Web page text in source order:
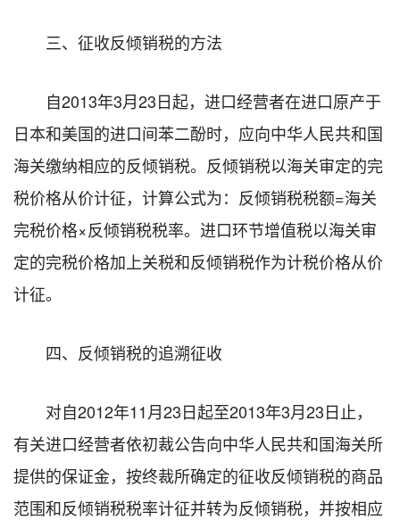
三、征收反倾销税的方法
自2013年3月23日起，进口经营者在进口原产于
日本和美国的进口间苯二酚时，应向中华人民共和国
海关缴纳相应的反倾销税。反倾销税以海关审定的完
税价格从价计征，计算公式为：反倾销税税额=海关
完税价格×反倾销税税率。进口环节增值税以海关审
定的完税价格加上关税和反倾销税作为计税价格从价
计征。
四、反倾销税的追溯征收
对自2012年11月23日起至2013年3月23日止，
有关进口经营者依初裁公告向中华人民共和国海关所
提供的保证金，按终裁所确定的征收反倾销税的商品
范围和反倾销税税率计征并转为反倾销税，并按相应